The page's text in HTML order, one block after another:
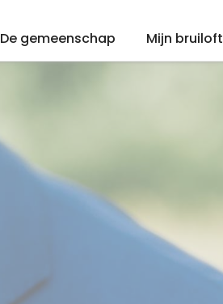
De gemeenschap Mijn bruiloft